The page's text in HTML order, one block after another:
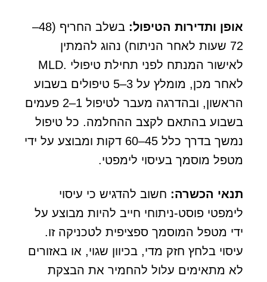
אופן ותדירות הטיפול:
בשלב החריף (48–
72 שעות לאחר הניתוח) נהוג להמתין
לאישור המנתח לפני תחילת טיפולי .MLD
לאחר מכן, מומלץ על 3–5 טיפולים בשבוע
הראשון, ובהדרגה מעבר לטיפול 1–2 פעמים
בשבוע בהתאם לקצב ההחלמה. כל טיפול
נמשך בדרך כלל 45–60 דקות ומבוצע על ידי
מטפל מוסמך בעיסוי לימפטי.
תנאי הכשרה: חשוב להדגיש כי עיסוי
לימפטי פוסט-ניתוחי חייב להיות מבוצע על
ידי מטפל המוסמך ספציפית לטכניקה זו.
עיסוי בלחץ חזק מדי, בכיוון שגוי, או באזורים
לא מתאימים עלול להחמיר את הבצקת